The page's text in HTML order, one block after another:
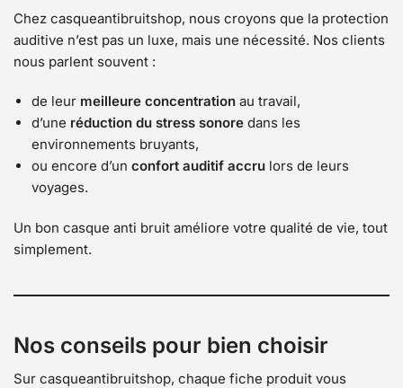
Chez casqueantibruitshop, nous croyons que la protection
auditive n’est pas un luxe, mais une nécessité. Nos clients
nous parlent souvent :
de leur meilleure concentration au travail,
d’une réduction du stress sonore dans les
environnements bruyants,
ou encore d’un confort auditif accru lors de leurs
voyages.
Un bon casque anti bruit améliore votre qualité de vie, tout
simplement.
Nos conseils pour bien choisir
Sur casqueantibruitshop, chaque fiche produit vous